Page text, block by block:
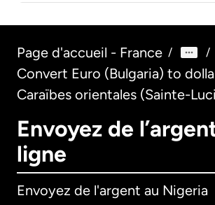
Page d'accueil - France / /
Convert Euro (Bulgaria) to
Caraïbes orientales (Sainte-
Envoyez de
ligne
Envoyez de l'argent au Nigeria